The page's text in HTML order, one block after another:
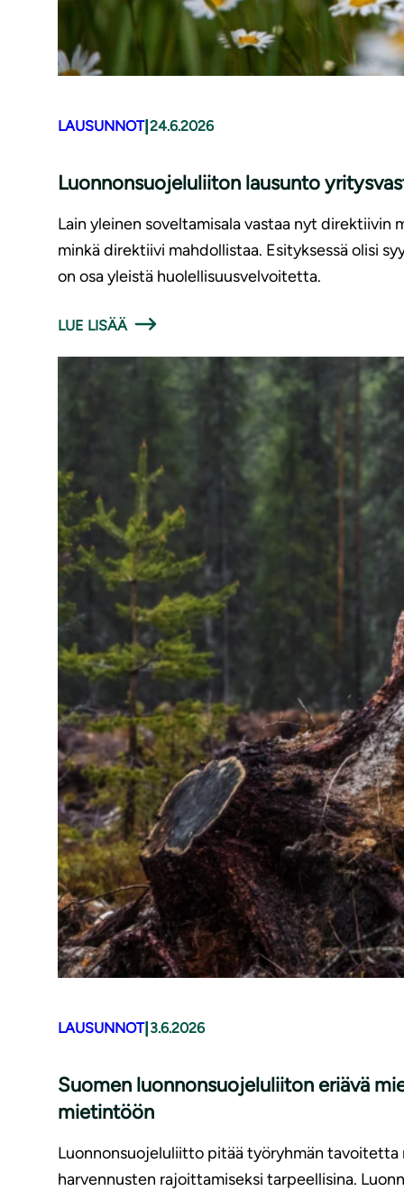
LAUSUNNOT| 24.6.2026
Luonnonsuojeluliiton lausunto
Lain yleinen soveltamisala vastaa nyt direktiivin
minkä direktiivi mahdollistaa. Esityksessä olisi
on osa yleistä huolellisuusvelvoitetta.
LUE LISÄÄ
LAUSUNNOT| 3.6.2026
Suomen luonnonsuojeluliiton eriävä
mietintöön
Luonnonsuojeluliitto pitää työryhmän
harvennusten rajoittamiseksi tarpeellisina.